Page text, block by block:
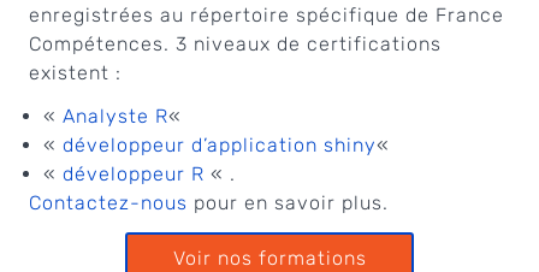
enregistrées au répertoire spécifique de France
Compétences. 3 niveaux de certifications
existent :
« Analyste R«
« développeur d’application shiny«
« développeur R « .
Contactez-nous pour en savoir plus.
Voir nos formations